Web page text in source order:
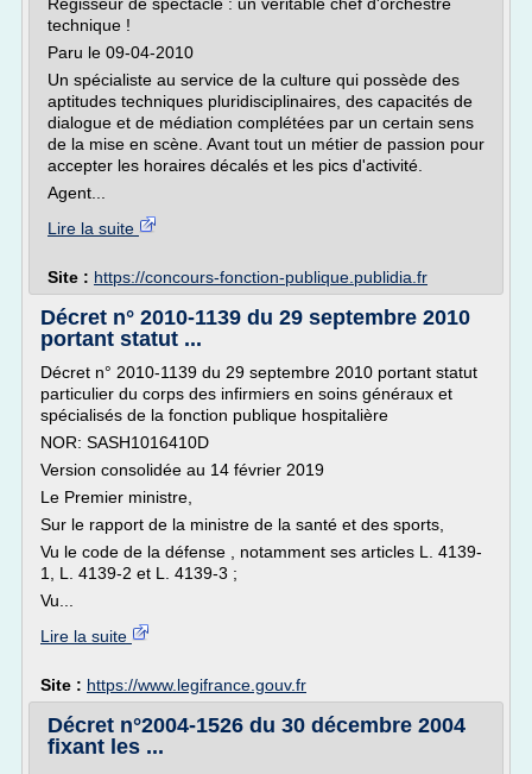
technique !
Paru le 09-04-2010
Un spécialiste au service de la culture qui possède des
aptitudes techniques pluridisciplinaires, des capacités de
dialogue et de médiation complétées par un certain sens
de la mise en scène. Avant tout un métier de passion pour
accepter les horaires décalés et les pics d'activité.
Agent...
Lire la suite
Site : https://concours-fonction-publique.publidia.fr
Décret n° 2010-1139 du 29 septembre 2010
portant statut ...
Décret n° 2010-1139 du 29 septembre 2010 portant statut
particulier du corps des infirmiers en soins généraux et
spécialisés de la fonction publique hospitalière
NOR: SASH1016410D
Version consolidée au 14 février 2019
Le Premier ministre,
Sur le rapport de la ministre de la santé et des sports,
Vu le code de la défense , notamment ses articles L. 4139-
1, L. 4139-2 et L. 4139-3 ;
Vu...
Lire la suite
Site : https://www.legifrance.gouv.fr
Décret n°2004-1526 du 30 décembre 2004
fixant les ...